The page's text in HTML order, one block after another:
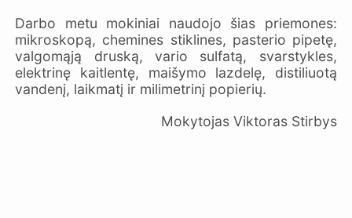
Darbo metu mokiniai naudojo šias priemones:
mikroskopą, chemines stiklines, pasterio pipetę,
valgomąją druską, vario sulfatą, svarstykles,
elektrinę kaitlentę, maišymo lazdelę, distiliuotą
vandenį, laikmatį ir milimetrinį popierių.
Mokytojas Viktoras Stirbys